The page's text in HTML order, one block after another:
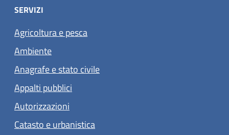
SERVIZI
Agricoltura e pesca
Ambiente
Anagrafe e stato civile
Appalti pubblici
Autorizzazioni
Catasto e urbanistica